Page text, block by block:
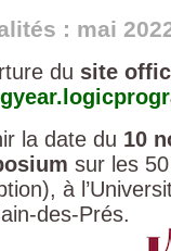
: mai
du site
la date du 10
sur les
à
des-Prés.